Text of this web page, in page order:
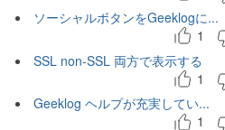
ソーシャルボタンをGeeklogに...
1
SSL non-SSL 両方で表示する
1
Geeklog ヘルプが充実してい...
1